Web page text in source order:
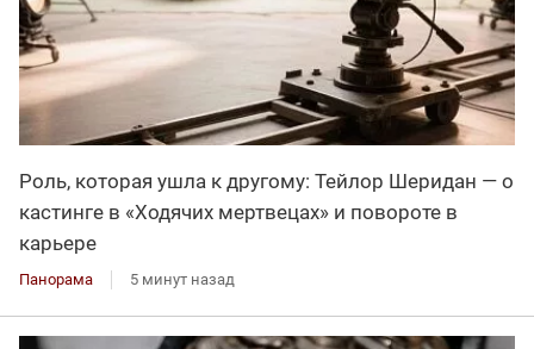
Роль, которая ушла к другому: Тейлор Шеридан — о
кастинге в «Ходячих мертвецах» и повороте в
карьере
Панорама 5 минут назад